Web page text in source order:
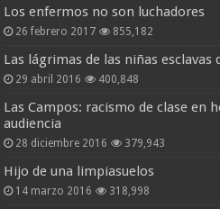
Los enfermos no son luchadores
26 febrero 2017 855,182
Las lágrimas de las niñas esclavas
29 abril 2016 400,848
Las Campos: racismo de clase en
audiencia
28 diciembre 2016 379,943
Hijo de una limpiasuelos
14 marzo 2016 318,998